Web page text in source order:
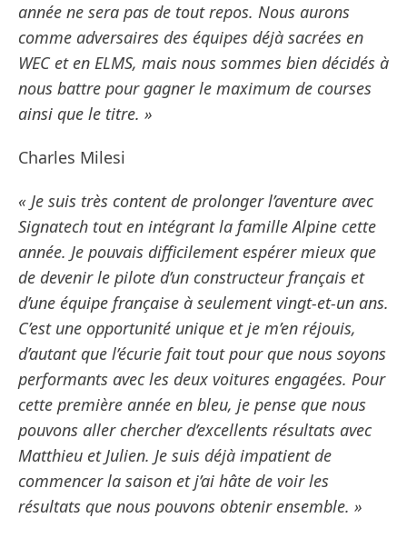
année ne sera pas de tout repos. Nous aurons
comme adversaires des équipes déjà sacrées en
WEC et en ELMS, mais nous sommes bien décidés à
nous battre pour gagner le maximum de courses
ainsi que le titre. »
Charles Milesi
« Je suis très content de prolonger l’aventure avec
Signatech tout en intégrant la famille Alpine cette
année. Je pouvais difficilement espérer mieux que
de devenir le pilote d’un constructeur français et
d’une équipe française à seulement vingt-et-un ans.
C’est une opportunité unique et je m’en réjouis,
d’autant que l’écurie fait tout pour que nous soyons
performants avec les deux voitures engagées. Pour
cette première année en bleu, je pense que nous
pouvons aller chercher d’excellents résultats avec
Matthieu et Julien. Je suis déjà impatient de
commencer la saison et j’ai hâte de voir les
résultats que nous pouvons obtenir ensemble. »